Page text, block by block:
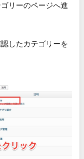
リーのページへ進
したカテゴリーを